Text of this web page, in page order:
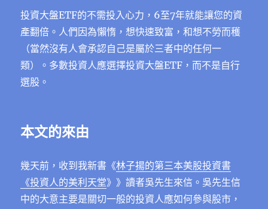
投資大盤ETF的不需投入心力，6至7年就能讓您的資
產翻倍。人們因為懶惰，想快速致富，和想不勞而穫
（當然沒有人會承認自己是屬於三者中的任何一
類）。多數投資人應選擇投資大盤ETF，而不是自行
選股。
本文的來由
幾天前，收到我新書《林子揚的第三本美股投資書
《投資人的美利天堂》》讀者吳先生來信。吳先生信
中的大意主要是關切一般的投資人應如何參與股市，